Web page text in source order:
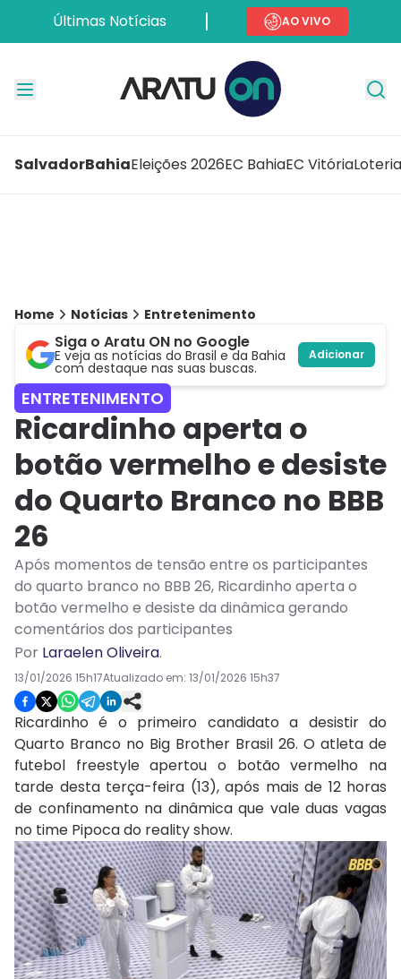
Últimas Notícias AO VIVO
SalvadorBahiaEleições 2026EC BahiaEC Vitória
Home Notícias Entretenimento
Siga o Aratu ON no Google
E veja as notícias do Brasil e da Bahia
com destaque nas suas buscas.
Adicionar
ENTRETENIMENTO
Ricardinho aperta o
botão vermelho e desiste
do Quarto Branco no BBB
26
Após momentos de tensão entre os participantes
do quarto branco no BBB 26, Ricardinho aperta o
botão vermelho e desiste da dinâmica gerando
comentários dos participantes
Por Laraelen Oliveira.
13/01/2026 15h17Atualizado em: 13/01/2026 15h37
Ricardinho é o primeiro candidato a desistir do
Quarto Branco no Big Brother Brasil 26. O atleta de
futebol freestyle apertou o botão vermelho na
tarde desta terça-feira (13), após mais de 12 horas
de confinamento na dinâmica que vale duas vagas
no time Pipoca do reality show.